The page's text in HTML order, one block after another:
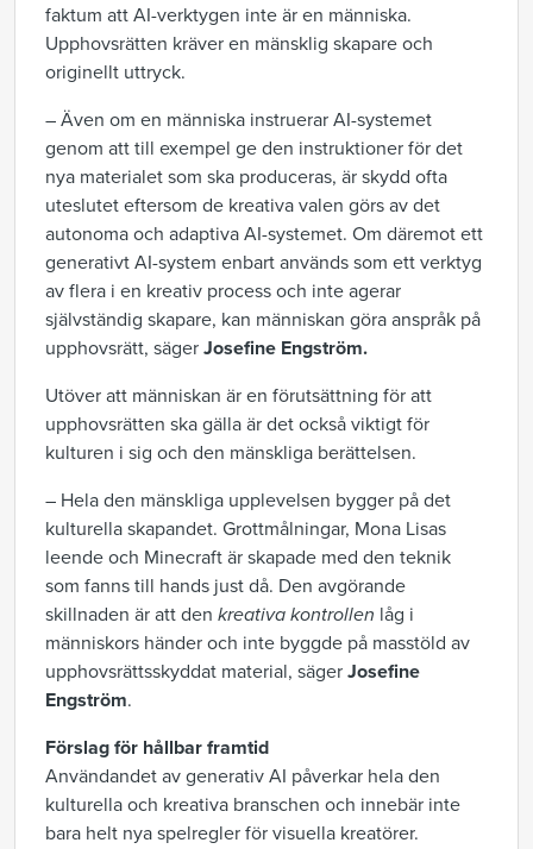
faktum att AI-verktygen inte är en människa.
Upphovsrätten kräver en mänsklig skapare och
originellt uttryck.
– Även om en människa instruerar AI-systemet
genom att till exempel ge den instruktioner för det
nya materialet som ska produceras, är skydd ofta
uteslutet eftersom de kreativa valen görs av det
autonoma och adaptiva AI-systemet. Om däremot ett
generativt AI-system enbart används som ett verktyg
av flera i en kreativ process och inte agerar
självständig skapare, kan människan göra anspråk på
upphovsrätt, säger Josefine Engström.
Utöver att människan är en förutsättning för att
upphovsrätten ska gälla är det också viktigt för
kulturen i sig och den mänskliga berättelsen.
– Hela den mänskliga upplevelsen bygger på det
kulturella skapandet. Grottmålningar, Mona Lisas
leende och Minecraft är skapade med den teknik
som fanns till hands just då. Den avgörande
skillnaden är att den kreativa kontrollen låg i
människors händer och inte byggde på masstöld av
upphovsrättsskyddat material, säger Josefine
Engström.
Förslag för hållbar framtid
Användandet av generativ AI påverkar hela den
kulturella och kreativa branschen och innebär inte
bara helt nya spelregler för visuella kreatörer.